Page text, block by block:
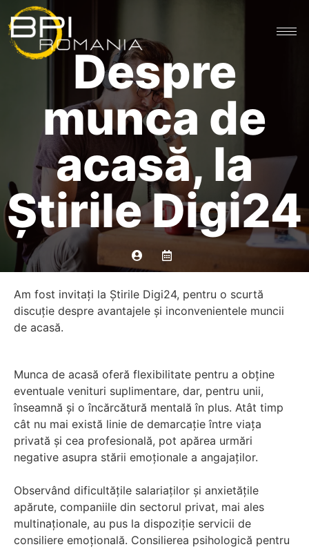
Despre
munca de
acasă, la
Știrile Digi24
Am fost invitați la Știrile Digi24, pentru o scurtă
discuție despre avantajele și inconvenientele muncii
de acasă.
Munca de acasă oferă flexibilitate pentru a obține
eventuale venituri suplimentare, dar, pentru unii,
înseamnă și o încărcătură mentală în plus. Atât timp
cât nu mai există linie de demarcație între viața
privată și cea profesională, pot apărea urmări
negative asupra stării emoționale a angajaților.
Observând dificultățile salariaților și anxietățile
apărute, companiile din sectorul privat, mai ales
multinaționale, au pus la dispoziție servicii de
consiliere emoțională. Consilierea psihologică pentru